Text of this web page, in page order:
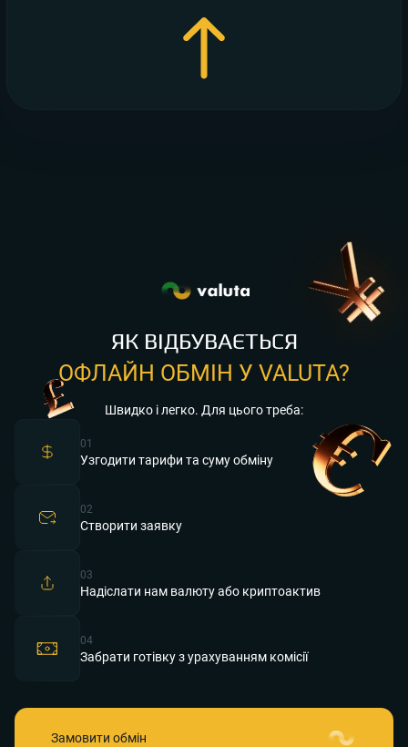
ЯК ВІДБУВАЄТЬСЯ
ОФЛАЙН ОБМІН У VALUTA?
Швидко і легко. Для цього треба:
01
Узгодити тарифи та суму обміну
02
Створити заявку
03
Надіслати нам валюту або криптоактив
04
Забрати готівку з урахуванням комісії
Замовити обмін